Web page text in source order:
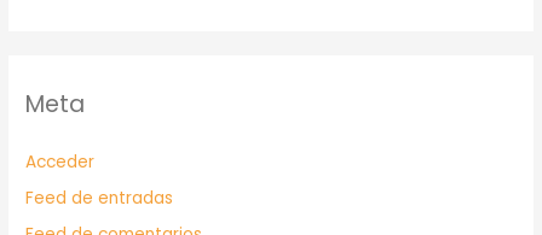
Meta
Acceder
Feed de entradas